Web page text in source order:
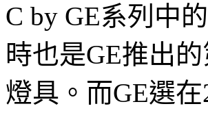
C by GE系列中
時也是GE推出
燈具。而GE選